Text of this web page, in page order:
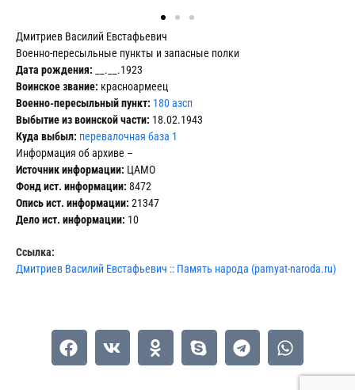
Дмитриев Василий Евстафьевич
Военно-пересыльные пункты и запасные полки
Дата рождения: __.__.1923
Воинское звание: красноармеец
Военно-пересыльный пункт: 180 азсп
Выбытие из воинской части: 18.02.1943
Куда выбыл: перевалочная база 1
Информация об архиве –
Источник информации: ЦАМО
Фонд ист. информации: 8472
Опись ист. информации: 21347
Дело ист. информации: 10
Ссылка:
Дмитриев Василий Евстафьевич :: Память народа (pamyat-naroda.ru)